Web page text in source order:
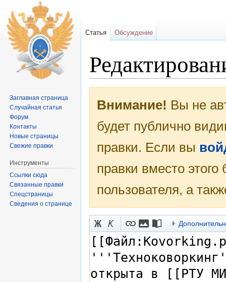
Внимание! Вы не
будет публично
правки. Если вы
правки вместо
пользователя, а
Статья Обсуждение
Заглавная страница
Случайная статья
Форум
Контакты
Новые страницы
Свежие правки
Инструменты
Ссылки сюда
Связанные правки
Спецстраницы
Сведения о странице